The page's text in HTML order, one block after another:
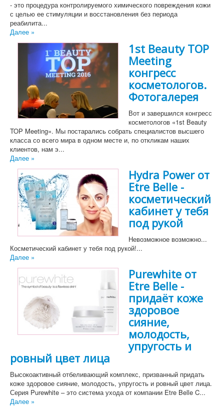
- это процедура контролируемого химического повреждения кожи
с целью ее стимуляции и восстановления без периода
реабилита...
Далее »
1st Beauty TOP
Meeting
конгресс
косметологов.
Фотогалерея
Вот и завершился конгресс
косметологов «1st Beauty
TOP Meeting». Мы постарались собрать специалистов высшего
класса со всего мира в одном месте и, по откликам наших
клиентов, нам э...
Далее »
Hydra Power от
Etre Belle -
косметический
кабинет у тебя
под рукой
Невозможное возможно...
Косметический кабинет у тебя под рукой!...
Далее »
Purewhite от
Etre Belle -
придаёт коже
здоровое
сияние,
молодость,
упругость и
ровный цвет лица
Высокоактивный отбеливающий комплекс, призванный придать
коже здоровое сияние, молодость, упругость и ровный цвет лица.
Серия Purewhite – это система ухода от компании Etre Belle C...
Далее »